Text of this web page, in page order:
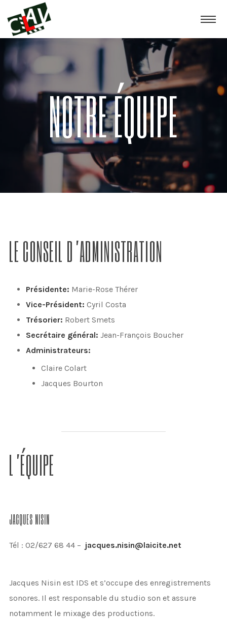
NOTRE ÉQUIPE
LE CONSEIL D’ADMINISTRATION
Présidente: Marie-Rose Thérer
Vice-Président: Cyril Costa
Trésorier: Robert Smets
Secrétaire général: Jean-François Boucher
Administrateurs:
Claire Colart
Jacques Bourton
L’ÉQUIPE
JACQUES NISIN
Tél : 02/627 68 44 – jacques.nisin@laicite.net
Jacques Nisin est IDS et s’occupe des enregistrements
sonores. Il est responsable du studio son et assure
notamment le mixage des productions.